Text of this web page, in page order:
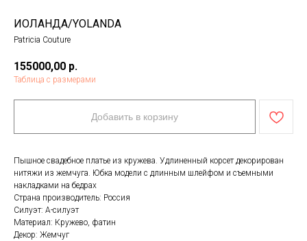
ИОЛАНДА/YOLANDA
Patricia Couture
155000,00 р.
Таблица с размерами
Добавить в корзину
Пышное свадебное платье из кружева. Удлиненный корсет декорирован
нитяжи из жемчуга. Юбка модели с длинным шлейфом и съемными
накладками на бедрах
Страна производитель: Россия
Силуэт: А-силуэт
Материал: Кружево, фатин
Декор: Жемчуг